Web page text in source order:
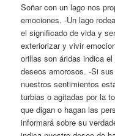
Soñar con un lago nos
emociones. -Un lago
el significado de viday
exteriorizary vivir
orillas son áridas indica
deseos amorosos. -Si
nuestros sentimientos
turbias o agitadas por la
que digan o hagan las
informará sobre su